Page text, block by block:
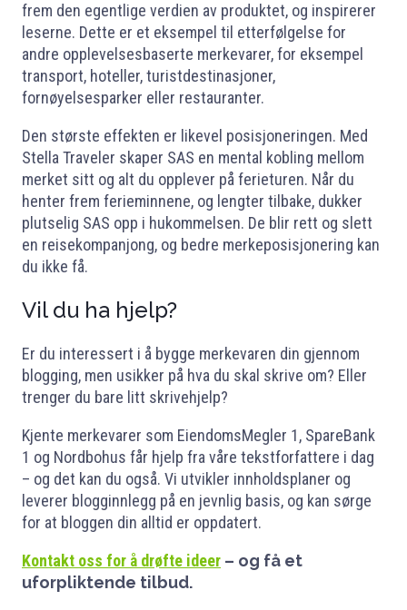
frem den egentlige verdien av produktet, og inspirerer
leserne. Dette er et eksempel til etterfølgelse for
andre opplevelsesbaserte merkevarer, for eksempel
transport, hoteller, turistdestinasjoner,
fornøyelsesparker eller restauranter.
Den største effekten er likevel posisjoneringen. Med
Stella Traveler skaper SAS en mental kobling mellom
merket sitt og alt du opplever på ferieturen. Når du
henter frem ferieminnene, og lengter tilbake, dukker
plutselig SAS opp i hukommelsen. De blir rett og slett
en reisekompanjong, og bedre merkeposisjonering kan
du ikke få.
Vil du ha hjelp?
Er du interessert i å bygge merkevaren din gjennom
blogging, men usikker på hva du skal skrive om? Eller
trenger du bare litt skrivehjelp?
Kjente merkevarer som EiendomsMegler 1, SpareBank
1 og Nordbohus får hjelp fra våre tekstforfattere i dag
– og det kan du også. Vi utvikler innholdsplaner og
leverer blogginnlegg på en jevnlig basis, og kan sørge
for at bloggen din alltid er oppdatert.
Kontakt oss for å drøfte ideer – og få et
uforpliktende tilbud.